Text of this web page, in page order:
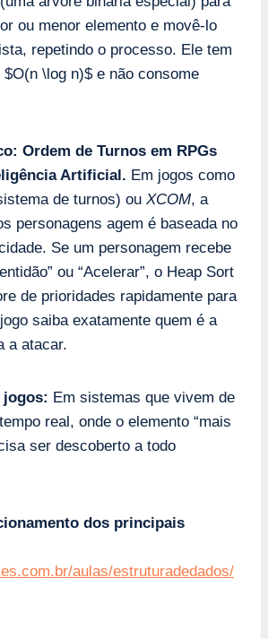
ou menor elemento e movê-lo
repetindo o processo. Ele tem
\log n)$ e não consome
Ordem de Turnos em RPGs
Artificial. Em jogos como
de turnos) ou XCOM, a
personagens agem é baseada no
Se um personagem recebe
ou “Acelerar”, o Heap Sort
de prioridades rapidamente para
saiba exatamente quem é a
a atacar.
jogos: Em sistemas que vivem de
real, onde o elemento “mais
ser descoberto a todo
dos principais
aulas/estruturadedados/